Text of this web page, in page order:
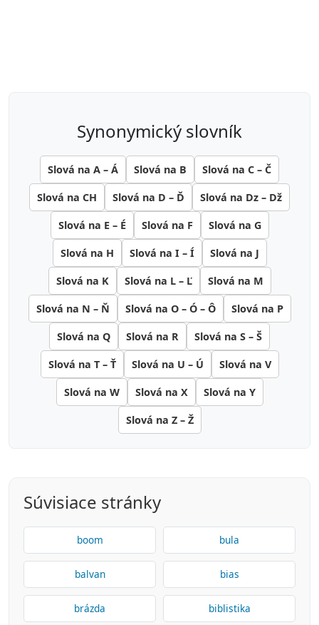
synonymický slovník
Slová na A – Á Slová na B Slová na C – Č
Slová na CH Slová na D – Ď Slová na Dz – Dž
Slová na E – É Slová na F Slová na G
Slová na H Slová na I – Í Slová na J
Slová na K Slová na L – Ľ Slová na M
Slová na N – Ň Slová na O – Ó – Ô Slová na P
Slová na Q Slová na R Slová na S – Š
Slová na T – Ť Slová na U – Ú Slová na V
Slová na W Slová na X Slová na Y
Slová na Z – Ž
Súvisiace stránky
boom bula
balvan bias
brázda biblistika